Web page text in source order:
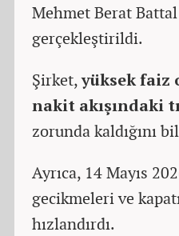
Mehmet Berat
gerçekleştirildi.
Şirket,yüksek faiz
nakit akışındaki
zorunda kaldığını
Ayrıca, 14 Mayıs
gecikmeleri ve
hızlandırdı.